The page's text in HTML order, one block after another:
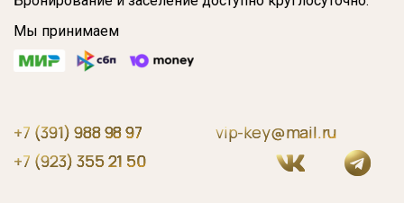
Мы принимаем
+7 (391) 988 98 97
+7 (923) 355 21 50
vip-key@mail.ru